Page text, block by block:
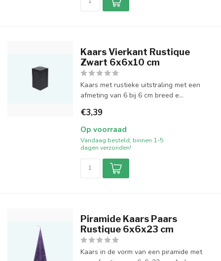
Kaars Vierkant Rustique
Zwart 6x6x10 cm
Kaars met rustieke uitstraling met een
afmeting van 6 bij 6 cm breed e...
€3,39
Op voorraad
Vandaag besteld, binnen 1-5
dagen verzonden!
Piramide Kaars Paars
Rustique 6x6x23 cm
Kaars in de vorm van een piramide met